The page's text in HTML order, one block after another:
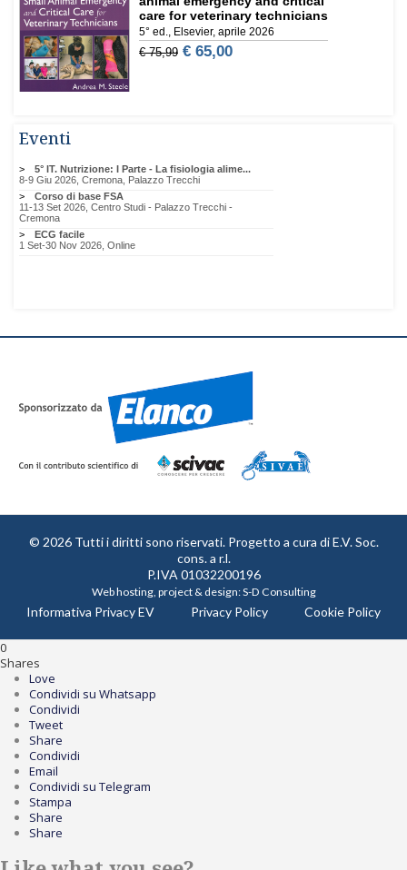
Eventi
© 2026 Tutti i diritti sono riservati. Progetto a cura diE.V. Soc.
cons. a r.l.
P.IVA 01032200196
Web hosting, project & design:S-D Consulting
Informativa Privacy EV Privacy Policy Cookie Policy
0
Shares
Love
Condividi su Whatsapp
Condividi
Tweet
Share
Condividi
Email
Condividi su Telegram
Stampa
Share
Share